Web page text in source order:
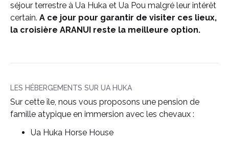
séjour terrestre à Ua Huka et Ua Pou malgré leur intérêt
certain. A ce jour pour garantir de visiter ces lieux,
la croisière ARANUI reste la meilleure option.
LES HÉBERGEMENTS SUR UA HUKA
Sur cette île, nous vous proposons une pension de
famille atypique en immersion avec les chevaux :
Ua Huka Horse House